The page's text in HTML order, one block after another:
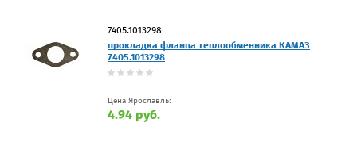
7405.1013298
прокладка фланца теплообменника КАМАЗ
7405.1013298
Цена Ярославль:
4.94 руб.